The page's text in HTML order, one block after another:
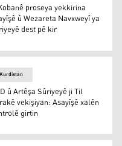
û Wezareta
proseya yekkirina
û Wezareta Navxweyî ya
dest pê kir
vekişiyan: Asayîşê
Kurdistan
û Artêşa Sûriyeyê ji Til
vekişiyan: Asayîşê xalên
girtin